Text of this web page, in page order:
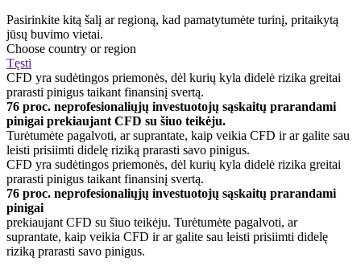
Pasirinkite kitą šalį ar regioną, kad pamatytumėte turinį, pritaikytą
jūsų buvimo vietai.
Choose country or region
Tęsti
CFD yra sudėtingos priemonės, dėl kurių kyla didelė rizika greitai
prarasti pinigus taikant finansinį svertą.
76 proc. neprofesionaliųjų investuotojų sąskaitų prarandami
pinigai prekiaujant CFD su šiuo teikėju.
Turėtumėte pagalvoti, ar suprantate, kaip veikia CFD ir ar galite sau
leisti prisiimti didelę riziką prarasti savo pinigus.
CFD yra sudėtingos priemonės, dėl kurių kyla didelė rizika greitai
prarasti pinigus taikant finansinį svertą.
76 proc. neprofesionaliųjų investuotojų sąskaitų prarandami
pinigai
prekiaujant CFD su šiuo teikėju. Turėtumėte pagalvoti, ar
suprantate, kaip veikia CFD ir ar galite sau leisti prisiimti didelę
riziką prarasti savo pinigus.